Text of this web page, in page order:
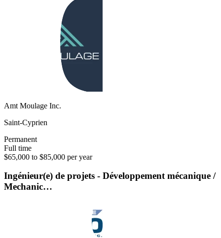
Amt Moulage Inc.
Saint-Cyprien
Permanent
Full time
$65,000 to $85,000 per year
Ingénieur(e) de projets - Développement mécanique /
Mechanic…